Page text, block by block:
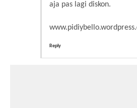
aja pas lagi diskon.
Reply